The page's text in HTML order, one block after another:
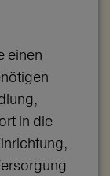
einen
in die